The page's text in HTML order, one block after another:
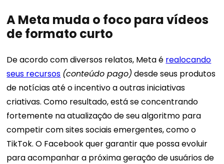
A Meta muda o foco para vídeos
de formato curto
De acordo com diversos relatos, Meta é realocando
seus recursos (conteúdo pago) desde seus produtos
de notícias até o incentivo a outras iniciativas
criativas. Como resultado, está se concentrando
fortemente na atualização de seu algoritmo para
competir com sites sociais emergentes, como o
TikTok. O Facebook quer garantir que possa evoluir
para acompanhar a próxima geração de usuários de